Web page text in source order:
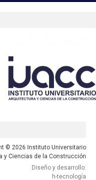
© 2026 Instituto Universitario
y Ciencias de la Construcción
Diseño y desarrollo:
h-tecnología